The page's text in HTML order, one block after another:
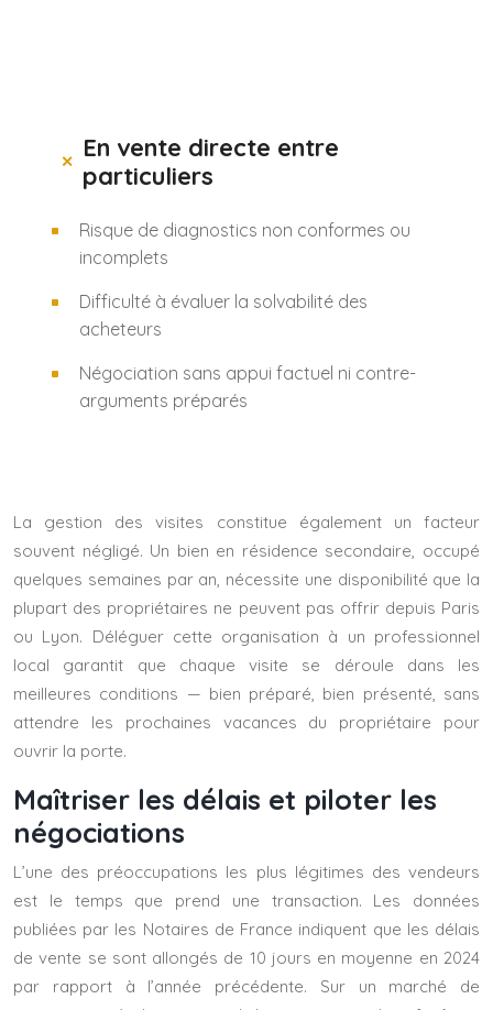
En vente directe entre
particuliers
Risque de diagnostics non conformes ou
incomplets
Difficulté à évaluer la solvabilité des
acheteurs
Négociation sans appui factuel ni contre-
arguments préparés
La gestion des visites constitue également un facteur
souvent négligé. Un bien en résidence secondaire, occupé
quelques semaines par an, nécessite une disponibilité que la
plupart des propriétaires ne peuvent pas offrir depuis Paris
ou Lyon. Déléguer cette organisation à un professionnel
local garantit que chaque visite se déroule dans les
meilleures conditions — bien préparé, bien présenté, sans
attendre les prochaines vacances du propriétaire pour
ouvrir la porte.
Maîtriser les délais et piloter les
négociations
L’une des préoccupations les plus légitimes des vendeurs
est le temps que prend une transaction. Les données
publiées par les Notaires de France indiquent que les délais
de vente se sont allongés de 10 jours en moyenne en 2024
par rapport à l’année précédente. Sur un marché de